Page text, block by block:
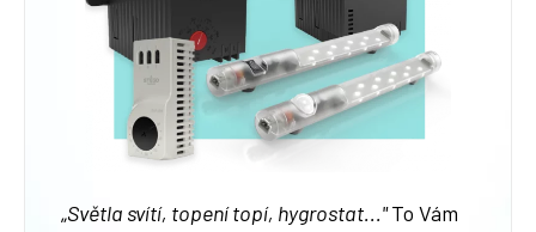
„Světla svítí, topení topí, hygrostat..."To Vám